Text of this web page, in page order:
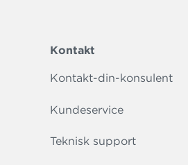
Kontakt
Kontakt-din-konsulent
Kundeservice
Teknisk support